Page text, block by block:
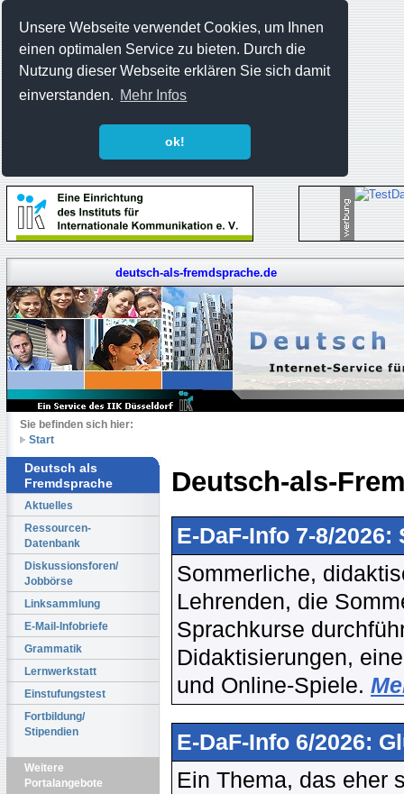
Unsere Webseite verwendet Cookies, um Ihnen
einen optimalen Service zu bieten. Durch die
Nutzung dieser Webseite erklären Sie sich damit
einverstanden. Mehr Infos
ok!
deutsch-als-fremdsprache.de
Sie befinden sich hier:
Start
Deutsch als
Fremdsprache
Aktuelles
Ressourcen-
Datenbank
Diskussionsforen/
Jobbörse
Linksammlung
E-Mail-Infobriefe
Grammatik
Lernwerkstatt
Einstufungstest
Fortbildung/
Stipendien
Weitere
Portalangebote
Deutsch-als-
E-DaF-Info 7-8/
Sommerliche,
Lehrenden, die
Sprachkurse
Didaktisierungen,
und Online-Spiele.
E-DaF-Info 6/2026:
Ein Thema, das eher